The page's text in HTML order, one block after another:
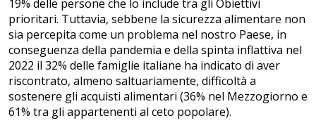
19% delle persone che lo include tra gli Obiettivi
prioritari. Tuttavia, sebbene la sicurezza alimentare non
sia percepita come un problema nel nostro Paese, in
conseguenza della pandemia e della spinta inflattiva nel
2022 il 32% delle famiglie italiane ha indicato di aver
riscontrato, almeno saltuariamente, difficoltà a
sostenere gli acquisti alimentari (36% nel Mezzogiorno e
61% tra gli appartenenti al ceto popolare).